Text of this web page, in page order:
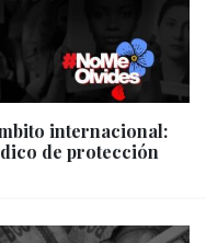
internacional:
de protección